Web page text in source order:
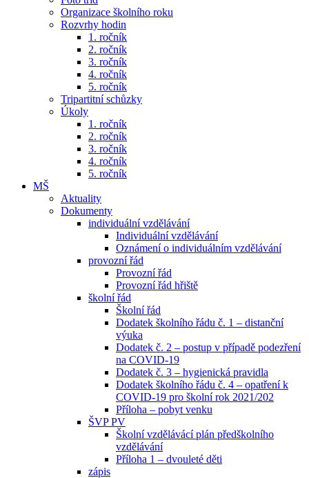
Organizace školního roku
Rozvrhy hodin
1. ročník
2. ročník
3. ročník
4. ročník
5. ročník
Tripartitní schůzky
Úkoly
1. ročník
2. ročník
3. ročník
4. ročník
5. ročník
MŠ
Aktuality
Dokumenty
individuální vzdělávání
Individuální vzdělávání
Oznámení o individuálním vzdělávání
provozní řád
Provozní řád
Provozní řád hřiště
školní řád
Školní řád
Dodatek školního řádu č. 1 – distanční
výuka
Dodatek č. 2 – postup v případě podezření
na COVID-19
Dodatek č. 3 – hygienická pravidla
Dodatek školního řádu č. 4 – opatření k
COVID-19 pro školní rok 2021/202
Příloha – pobyt venku
ŠVP PV
Školní vzdělávácí plán předškolního
vzdělávání
Příloha 1 – dvouleté děti
zápis